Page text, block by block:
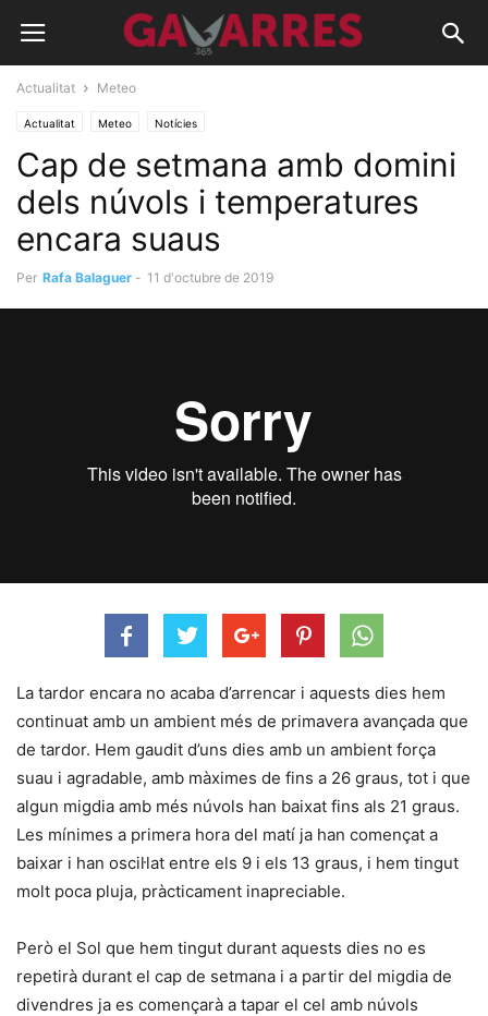
Actualitat Meteo
Actualitat Meteo Notícies
Cap de setmana amb domini
dels núvols i temperatures
encara suaus
Per Rafa Balaguer - 11 d'octubre de 2019
La tardor encara no acaba d’arrencar i aquests dies hem
continuat amb un ambient més de primavera avançada que
de tardor. Hem gaudit d’uns dies amb un ambient força
suau i agradable, amb màximes de fins a 26 graus, tot i que
algun migdia amb més núvols han baixat fins als 21 graus.
Les mínimes a primera hora del matí ja han començat a
baixar i han oscil·lat entre els 9 i els 13 graus, i hem tingut
molt poca pluja, pràcticament inapreciable.
Però el Sol que hem tingut durant aquests dies no es
repetirà durant el cap de setmana i a partir del migdia de
divendres ja es començarà a tapar el cel amb núvols